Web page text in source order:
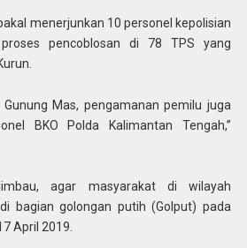
menerjunkan 10 personel kepolisian
pencoblosan di 78 TPS yang
Gunung Mas, pengamanan pemilu juga
BKO Polda Kalimantan Tengah,”
agar masyarakat di wilayah
bagian golongan putih (Golput) pada
April 2019.